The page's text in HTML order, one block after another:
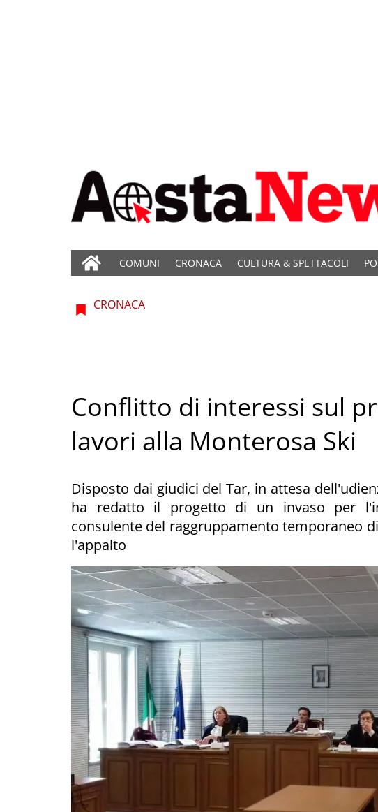
COMUNI CRONACA CULTURA & SPETTACOLI
CRONACA
Conflitto di interessi sul
lavori alla Monterosa Ski
Disposto dai giudici del Tar, in attesa
ha redatto il progetto di un invaso per
consulente del raggruppamento temporaneo
l'appalto